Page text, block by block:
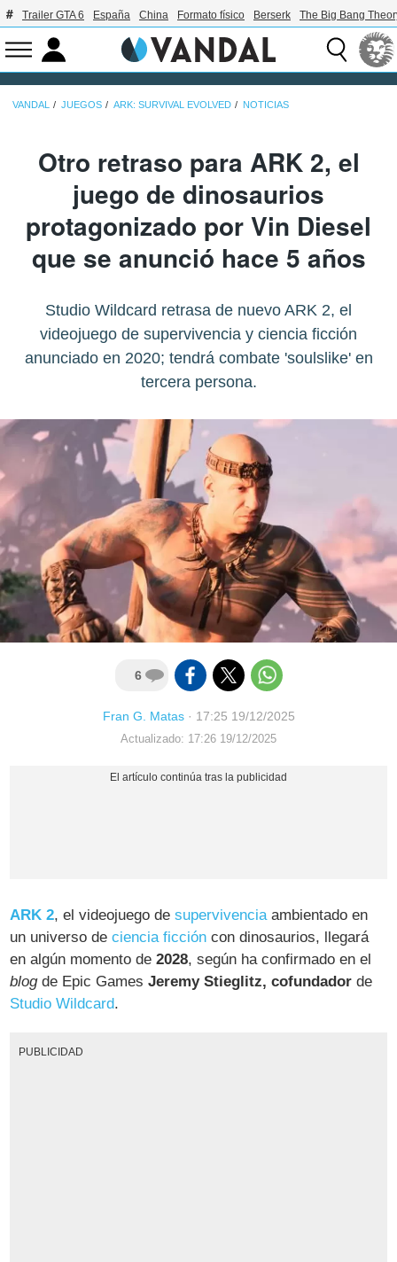
Trailer GTA 6 España China Formato físico Berserk The Big Bang
VANDAL JUEGOS ARK: SURVIVAL EVOLVED NOTICIAS
Otro retraso para ARK 2, el
juego de dinosaurios
protagonizado por Vin Diesel
que se anunció hace 5 años
Studio Wildcard retrasa de nuevo ARK 2, el
videojuego de supervivencia y ciencia ficción
anunciado en 2020; tendrá combate 'soulslike' en
tercera persona.
6
Fran G. Matas· 17:25 19/12/2025
Actualizado: 17:26 19/12/2025
ARK 2, el videojuego desupervivenciaambientado en
un universo deciencia ficción con dinosaurios, llegará
en algún momento de2028, según ha confirmado en el
blogde Epic GamesJeremy Stieglitz, cofundador de
Studio Wildcard.
PUBLICIDAD